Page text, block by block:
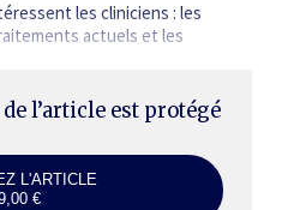
les cliniciens : les
actuels et les
de l’article est protégé
L'ARTICLE
€